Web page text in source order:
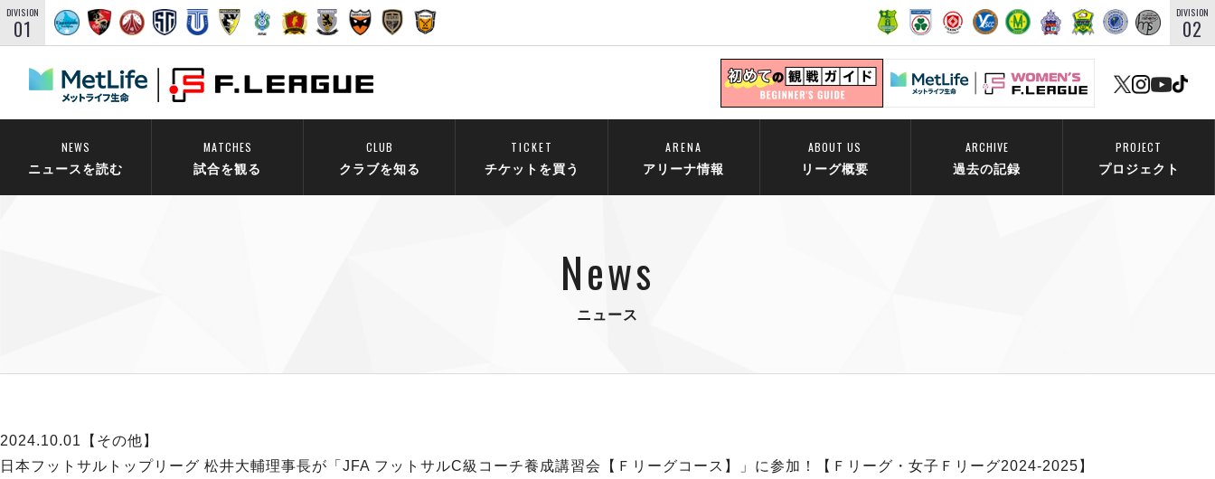
DIVISION
01
DIVISION
02
NEWS
ニュースを読む
MATCHES
試合を観る
CLUB
クラブを知る
TICKET
チケットを買う
ARENA
アリーナ情報
ABOUT US
リーグ概要
ARCHIVE
過去の記録
PROJECT
プロジェクト
News
ニュース
2024.10.01
【その他】
日本フットサルトップリーグ 松井大輔理事長が「JFA フットサルC級コーチ養成講習会【Ｆリーグコース】」に参加！【Ｆリーグ・女子Ｆリーグ2024-2025】